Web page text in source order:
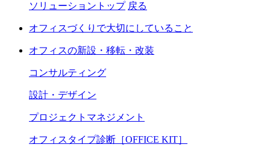
ソリューショントップ 戻る
オフィスづくりで大切にしていること
オフィスの新設・移転・改装
コンサルティング
設計・デザイン
プロジェクトマネジメント
オフィスタイプ診断［OFFICE KIT］